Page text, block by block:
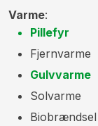
Varme:
​Pillefyr
Fjernvarme
Gulvvarme
Solvarme
Biobrændsel